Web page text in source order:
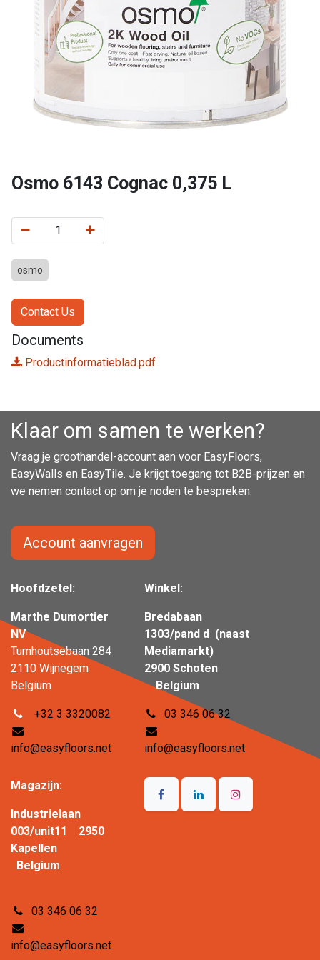
Osmo 6143 Cognac 0,375 L
osmo
Contact Us
Documents
Productinformatieblad.pdf
Klaar om samen te werken?
Vraag je groothandel-account aan voor EasyFloors,
EasyWalls en EasyTile. Je krijgt toegang tot B2B-prijzen en
we nemen contact op om je noden te bespreken.
Hoofdzetel:
Marthe Dumortier
NV
Turnhoutsebaan 284
2110 Wijnegem
Belgium
+32 3 3320082
info@easyfloors.net
Winkel:
Bredabaan
1303/pand d (naast
Mediamarkt)
2900 Schoten
Belgium
03 346 06 32
info@easyfloors.net
Magazijn:
Industrielaan
003/unit11 2950
Kapellen
Belgium
03 346 06 32
info@easyfloors.net
Account aanvragen